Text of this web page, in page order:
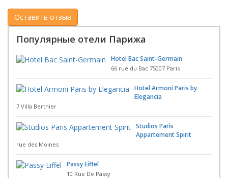
Популярные отели Парижа
Hotel Bac Saint-Germain
66 rue du Bac 75007 Paris
Hotel Armoni Paris by
Elegancia
7 Villa Berthier
Studios Paris
Appartement Spirit
rue des Moines
Passy Eiffel
10 Rue De Passy